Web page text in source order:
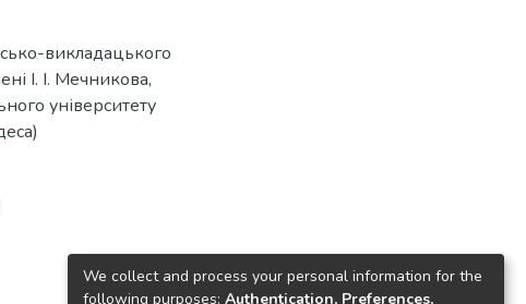
викладацького
І. І. Мечникова,
університету
We collect and process your personal information for the
following purposes: Authentication, Preferences,